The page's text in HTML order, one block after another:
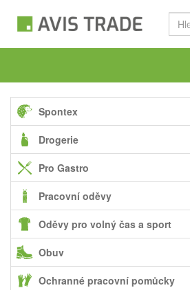
Spontex
Drogerie
Pro Gastro
Pracovní oděvy
Oděvy pro volný čas a sport
Obuv
Ochranné pracovní pomůcky